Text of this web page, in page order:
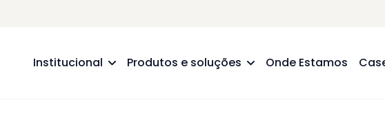
Institucional Produtos e soluções Onde Estamos